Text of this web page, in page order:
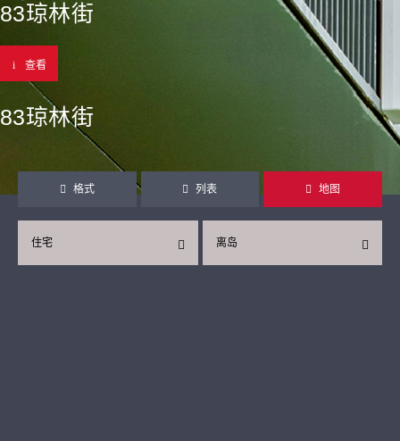
83琼林街
查看
83琼林街
格式 列表 地图
离岛
住宅